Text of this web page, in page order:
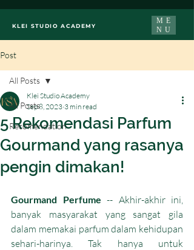
KLEI STUDIO ACADEMY
ME
NU
Post
All Posts
Recomendation
All Posts
5 Rekomendasi Parfum
Gourmand yang rasanya
pengin dimakan!
Klei Studio Academy
Sep 8, 2023 3 min read
Gourmand Perfume -- Akhir-akhir ini,
banyak masyarakat yang sangat gila
dalam memakai parfum dalam kehidupan
sehari-harinya. Tak hanya untuk